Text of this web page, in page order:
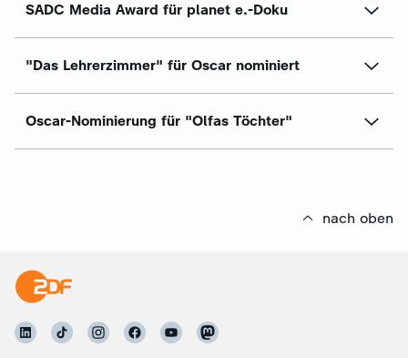
SADC Media Award für planet e.-Doku
"Das Lehrerzimmer" für Oscar nominiert
Oscar-Nominierung für "Olfas Töchter"
nach oben